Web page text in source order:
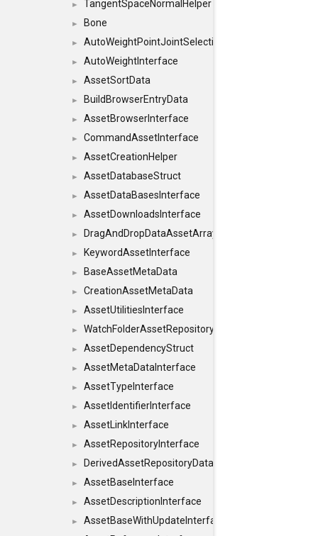
► TangentSpaceNormalHelper
► Bone
► AutoWeightPointJointSelections
► AutoWeightInterface
► AssetSortData
► BuildBrowserEntryData
► AssetBrowserInterface
► CommandAssetInterface
► AssetCreationHelper
► AssetDatabaseStruct
► AssetDataBasesInterface
► AssetDownloadsInterface
► DragAndDropDataAssetArray
► KeywordAssetInterface
► BaseAssetMetaData
► CreationAssetMetaData
► AssetUtilitiesInterface
► WatchFolderAssetRepositoryInterface
► AssetDependencyStruct
► AssetMetaDataInterface
► AssetTypeInterface
► AssetIdentifierInterface
► AssetLinkInterface
► AssetRepositoryInterface
► DerivedAssetRepositoryDataInterface
► AssetBaseInterface
► AssetDescriptionInterface
► AssetBaseWithUpdateInterface